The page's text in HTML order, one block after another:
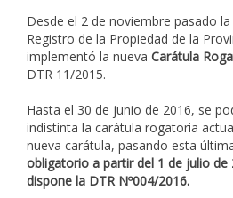
Desde el 2 de noviembre pasado
Registro de la Propiedad de la
implementó la nueva Carátula
DTR 11/2015.
Hasta el 30 de junio de 2016, se
indistinta la carátula rogatoria
nueva carátula, pasando esta
obligatorio a partir del 1 de julio
dispone la DTR Nº004/2016.